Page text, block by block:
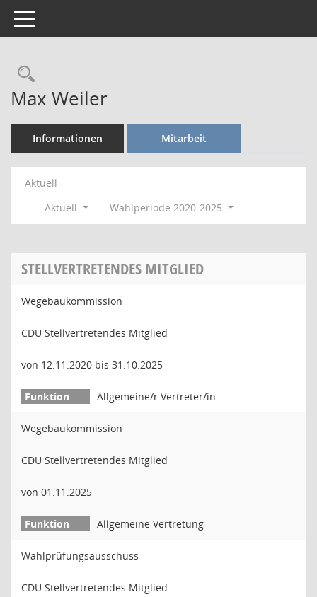
Toggle navigation
Rechercheauswahl
Max Weiler
Informationen Mitarbeit
Aktuell
Aktuell
Wahlperiode 2020-2025
STELLVERTRETENDES MITGLIED
Wegebaukommission
CDU Stellvertretendes Mitglied
von 12.11.2020 bis 31.10.2025
Allgemeine/r Vertreter/in
Wegebaukommission
CDU Stellvertretendes Mitglied
von 01.11.2025
Allgemeine Vertretung
Wahlprüfungsausschuss
CDU Stellvertretendes Mitglied